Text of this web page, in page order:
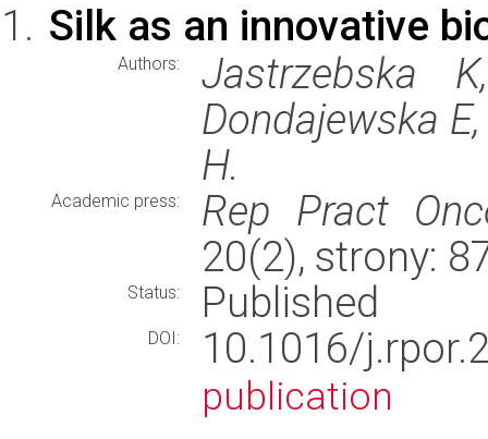
Silk as an innovative
Authors:
Jastrzebska
Dondajewska
H.
Academic press:
Rep Pract
20(2), strony:
Status: Published
DOI: 10.1016/
publication